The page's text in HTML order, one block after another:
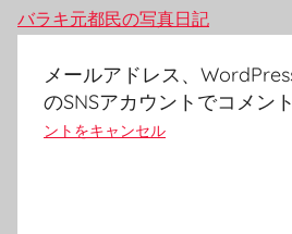
バラキ元都民の写真日記
メールアドレス、
のSNSアカウントでコメン
ントをキャンセル